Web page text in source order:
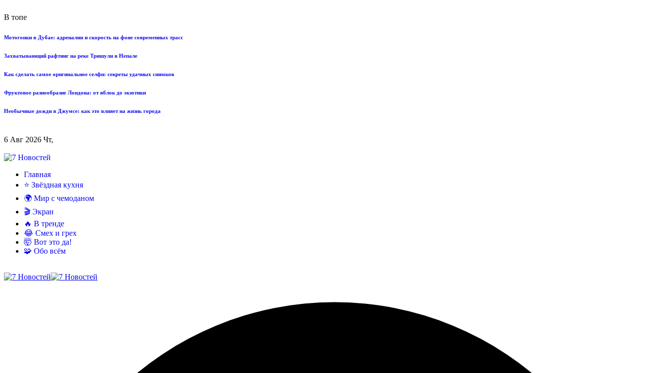
В топе
Мотогонки в Дубае: адреналин и скорость на фоне современных трасс
Захватывающий рафтинг на реке Тришули в Непале
Как сделать самое оригинальное селфи: секреты удачных снимков
Фруктовое разнообразие Лондона: от яблок до экзотики
Необычные дожди в Джумсе: как это влияет на жизнь города
6 Авг 2026 Чт,
Главная
⭐ Звёздная кухня
🌍 Мир с чемоданом
🎬 Экран
🔥 В тренде
😂 Смех и грех
🤯 Вот это да!
🧩 Обо всём